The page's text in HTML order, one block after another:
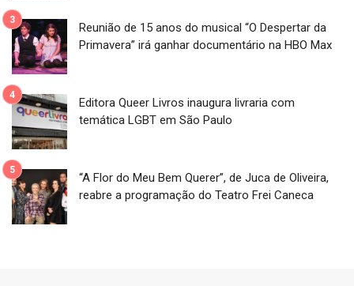
Reunião de 15 anos do musical “O Despertar da
Primavera” irá ganhar documentário na HBO Max
Editora Queer Livros inaugura livraria com
temática LGBT em São Paulo
“A Flor do Meu Bem Querer”, de Juca de Oliveira,
reabre a programação do Teatro Frei Caneca